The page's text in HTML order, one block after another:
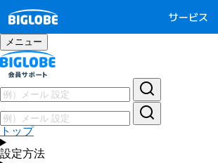
サービス
メニュー
トップ
設定方法